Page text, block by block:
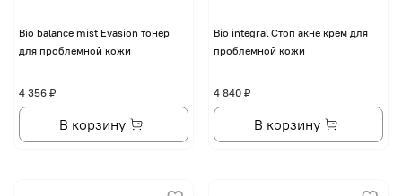
Bio balance mist Evasion тонер
для проблемной кожи
4 356 ₽
В корзину
Bio integral Стоп акне крем для
проблемной кожи
4 840 ₽
В корзину